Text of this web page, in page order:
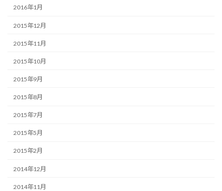
2016年1月
2015年12月
2015年11月
2015年10月
2015年9月
2015年8月
2015年7月
2015年5月
2015年2月
2014年12月
2014年11月